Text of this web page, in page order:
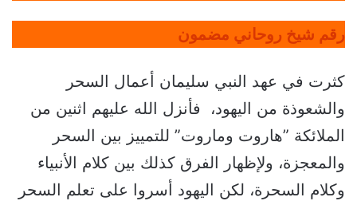
رقم شيخ روحاني مضمون
كثرت في عهد النبي سليمان أعمال السحر
والشعوذة من اليهود، فأنزل الله عليهم اثنين من
الملائكة ”هاروت وماروت” للتمييز بين السحر
والمعجزة، ولإظهار الفرق كذلك بين كلام الأنبياء
وكلام السحرة، لكن اليهود أسروا على تعلم السحر